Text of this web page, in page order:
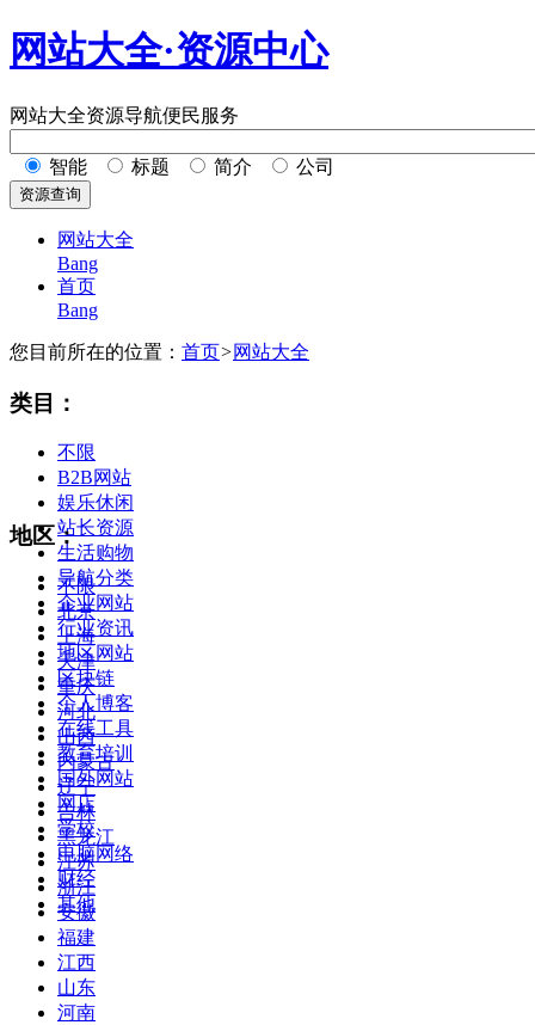
网站大全·资源中心
网站大全资源导航便民服务
智能 标题 简介 公司
网站大全
Bang
首页
Bang
您目前所在的位置： 首页>网站大全
类目：
不限
B2B网站
娱乐休闲
站长资源
生活购物
导航分类
企业网站
行业资讯
地区网站
区块链
个人博客
在线工具
教育培训
国外网站
网店
学校
电脑网络
财经
其他
地区：
不限
北京
上海
天津
重庆
河北
山西
内蒙古
辽宁
吉林
黑龙江
江苏
浙江
安徽
福建
江西
山东
河南